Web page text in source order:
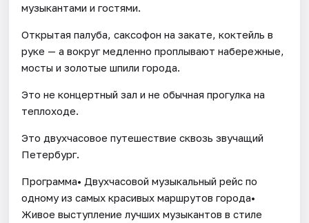
музыкантами и гостями.
Открытая палуба, саксофон на закате, коктейль в
руке — а вокруг медленно проплывают набережные,
мосты и золотые шпили города.
Это не концертный зал и не обычная прогулка на
теплоходе.
Это двухчасовое путешествие сквозь звучащий
Петербург.
Программа• Двухчасовой музыкальный рейс по
одному из самых красивых маршрутов города•
Живое выступление лучших музыкантов в стиле